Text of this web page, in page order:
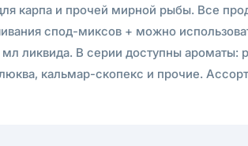
карпа и прочей мирной рыбы. Все
спод-миксов + можно
ликвида. В серии доступны ароматы:
кальмар-скопекс и прочие.